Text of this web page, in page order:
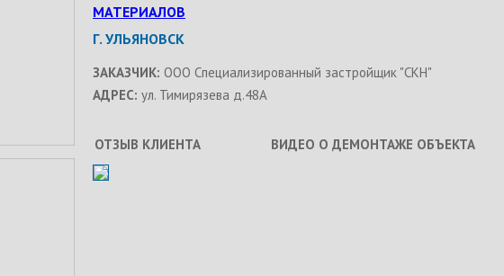
МАТЕРИАЛОВ
Г. УЛЬЯНОВСК
ЗАКАЗЧИК: ООО Специализированный застройщик "СКН"
АДРЕС: ул. Тимирязева д.48А
ОТЗЫВ КЛИЕНТА ВИДЕО О ДЕМОНТАЖЕ ОБЪЕКТА